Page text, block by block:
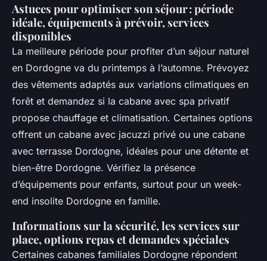
Astuces pour optimiser son séjour : période
idéale, équipements à prévoir, services
disponibles
La meilleure période pour profiter d’un séjour naturel
en Dordogne va du printemps à l’automne. Prévoyez
des vêtements adaptés aux variations climatiques en
forêt et demandez si la cabane avec spa privatif
propose chauffage et climatisation. Certaines options
offrent un cabane avec jacuzzi privé ou une cabane
avec terrasse Dordogne, idéales pour une détente et
bien-être Dordogne. Vérifiez la présence
d’équipements pour enfants, surtout pour un week-
end insolite Dordogne en famille.
Informations sur la sécurité, les services sur
place, options repas et demandes spéciales
Certaines cabanes familiales Dordogne répondent